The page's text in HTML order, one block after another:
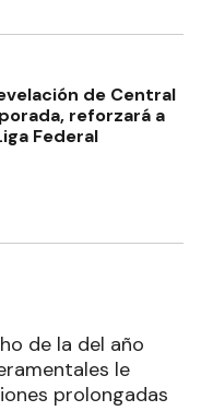
de Central
reforzará a
Federal
de la del año
le
prolongadas